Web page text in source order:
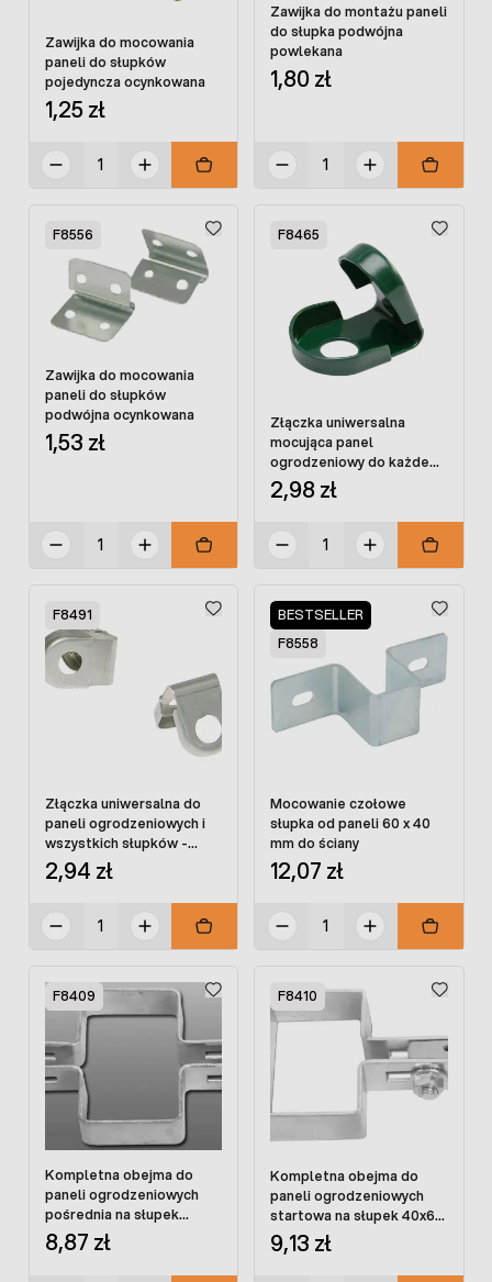
Zawijka do mocowania
paneli do słupków
pojedyncza ocynkowana
1,25 zł
Zawijka do montażu paneli
do słupka podwójna
powlekana
1,80 zł
F8556
Zawijka do mocowania
paneli do słupków
podwójna ocynkowana
1,53 zł
F8465
Złączka uniwersalna
mocująca panel
ogrodzeniowy do każdego
słupka
2,98 zł
F8491
Złączka uniwersalna do
paneli ogrodzeniowych i
wszystkich słupków -
ocynkowana
2,94 zł
BESTSELLER
F8558
Mocowanie czołowe
słupka od paneli 60 x 40
mm do ściany
12,07 zł
F8409
Kompletna obejma do
paneli ogrodzeniowych
pośrednia na słupek
40x60 OCYNK ze śrubami
8,87 zł
F8410
Kompletna obejma do
paneli ogrodzeniowych
startowa na słupek 40x60
OCYNK ze śrubami
9,13 zł